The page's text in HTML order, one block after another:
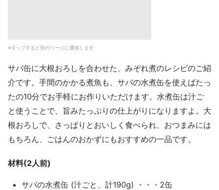
※タップすると別のページに遷移します
サバ缶に大根おろしを合わせた、みぞれ煮のレシピのご紹
介です。手間のかかる煮魚も、サバの水煮缶を使えばたっ
たの10分でお手軽にお作りいただけます。水煮缶は汁ご
と使うことで、旨みたっぷりの仕上がりになりますよ。大
根おろしで、さっぱりとおいしく食べられ、おつまみには
もちろん、ごはんのおかずにもおすすめの一品です。
材料(2人前)
サバの水煮缶 (汁ごと、計190g) ・・・2缶